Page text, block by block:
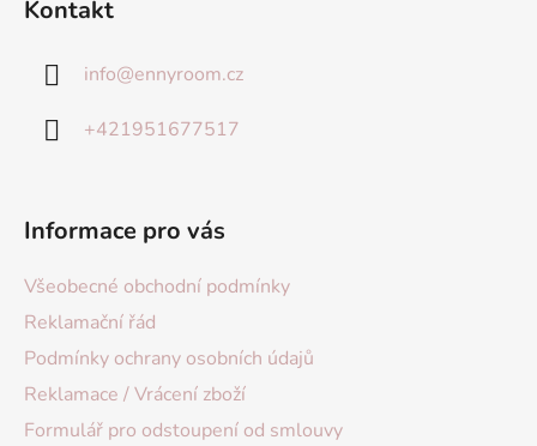
Kontakt
info@ennyroom.cz
+421951677517
Informace pro vás
Všeobecné obchodní podmínky
Reklamační řád
Podmínky ochrany osobních údajů
Reklamace / Vrácení zboží
Formulář pro odstoupení od smlouvy